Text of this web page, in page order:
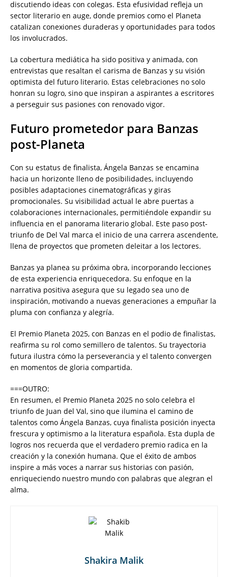
discutiendo ideas con colegas. Esta efusividad refleja un
sector literario en auge, donde premios como el Planeta
catalizan conexiones duraderas y oportunidades para todos
los involucrados.
La cobertura mediática ha sido positiva y animada, con
entrevistas que resaltan el carisma de Banzas y su visión
optimista del futuro literario. Estas celebraciones no solo
honran su logro, sino que inspiran a aspirantes a escritores
a perseguir sus pasiones con renovado vigor.
Futuro prometedor para Banzas
post-Planeta
Con su estatus de finalista, Ángela Banzas se encamina
hacia un horizonte lleno de posibilidades, incluyendo
posibles adaptaciones cinematográficas y giras
promocionales. Su visibilidad actual le abre puertas a
colaboraciones internacionales, permitiéndole expandir su
influencia en el panorama literario global. Este paso post-
triunfo de Del Val marca el inicio de una carrera ascendente,
llena de proyectos que prometen deleitar a los lectores.
Banzas ya planea su próxima obra, incorporando lecciones
de esta experiencia enriquecedora. Su enfoque en la
narrativa positiva asegura que su legado sea uno de
inspiración, motivando a nuevas generaciones a empuñar la
pluma con confianza y alegría.
El Premio Planeta 2025, con Banzas en el podio de finalistas,
reafirma su rol como semillero de talentos. Su trayectoria
futura ilustra cómo la perseverancia y el talento convergen
en momentos de gloria compartida.
===OUTRO:
En resumen, el Premio Planeta 2025 no solo celebra el
triunfo de Juan del Val, sino que ilumina el camino de
talentos como Ángela Banzas, cuya finalista posición inyecta
frescura y optimismo a la literatura española. Esta dupla de
logros nos recuerda que el verdadero premio radica en la
creación y la conexión humana. Que el éxito de ambos
inspire a más voces a narrar sus historias con pasión,
enriqueciendo nuestro mundo con palabras que alegran el
alma.
Shakira Malik